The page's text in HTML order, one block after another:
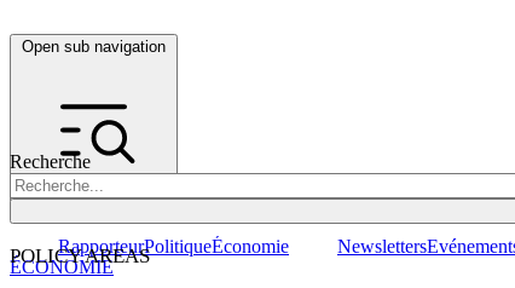
Open sub navigation
Recherche
POLICY AREAS
RapporteurPolitiqueÉconomie Newsletters
ÉCONOMIE